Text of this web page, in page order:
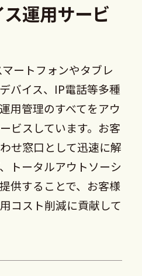
運用サービ
ートフォンやタブレ
バイス、IP電話等多種
用管理のすべてをアウ
ビスしています。お客
せ窓口として迅速に解
トータルアウトソーシ
供することで、お客様
コスト削減に貢献して